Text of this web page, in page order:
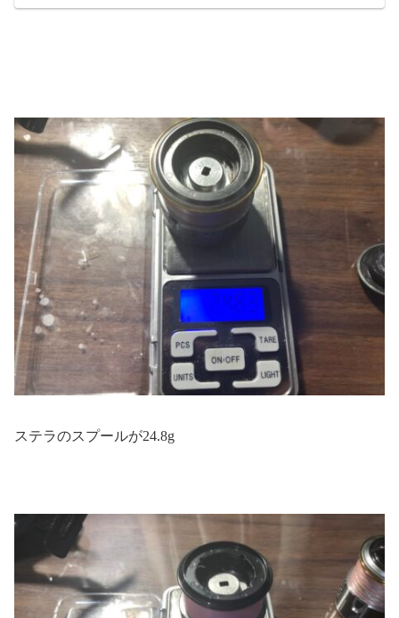
ステラのスプールが24.8g